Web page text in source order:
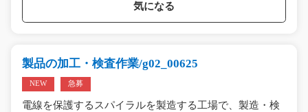
気になる
製品の加工・検査作業/g02_00625
NEW 急募
電線を保護するスパイラルを製造する工場で、製造・検